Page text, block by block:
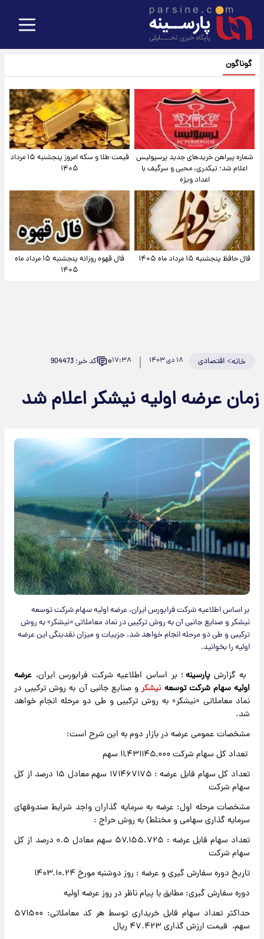
گوناگون
شماره پیراهن خریدهای جدید پرسپولیس
اعلام شد؛ تیکدری، محبی و سرگیف با
اعداد ویژه
قیمت طلا و سکه امروز پنجشنبه ۱۵ مرداد
۱۴۰۵
فال حافظ پنجشنبه ۱۵ مرداد ماه ۱۴۰۵
فال قهوه روزانه پنجشنبه ۱۵ مرداد ماه
۱۴۰۵
خانه>اقتصادی ۱۸ دی ۱۴۰۳ ۱۷:۳۸۰ کد خبر: 904473
زمان عرضه اولیه نیشکر اعلام شد
بر اساس اطلاعیه شرکت فرابورس ایران، عرضه اولیه سهام شرکت توسعه
نیشکر و صنایع جانبی آن به روش ترکیبی در نماد معاملاتی «نیشکر» به روش
ترکیبی و طی دو مرحله انجام خواهد شد. جزییات و میزان نقدینگی این عرضه
اولیه را بخوانید.
به گزارشپارسینه؛ بر اساس اطلاعیه شرکت فرابورس ایران، عرضه
اولیه سهام شرکت توسعهنیشکرو صنایع جانبی آن به روش ترکیبی در
نماد معاملاتی «نیشکر» به روش ترکیبی و طی دو مرحله انجام خواهد
شد.
مشخصات عمومی عرضه در بازار دوم به این شرح است:
تعداد کل سهام شرکت ۱۱,۴۳۱۱۴۵,۰۰۰ سهم
تعداد کل سهام قابل عرضه : ۱۷۱۴۶۷۱۷۵ سهم معادل ۱۵ درصد از کل
سهام شرکت
مشخصات مرحله اول: عرضه به سرمایه گذاران واجد شرایط صندوقهای
سرمایه گذاری سهامی و مختلط) به روش حراج :
تعداد سهام قابل عرضه : ۵۷,۱۵۵.۷۲۵ سهم معادل ۰.۵ درصد از کل
سهام شرکت
تاریخ دوره سفارش گیری و عرضه : روز دوشنبه مورخ ۱۴۰۳.۱۰.۲۴
دوره سفارش گیری: مطابق با پیام ناظر در روز عرضه اولیه
حداکثر تعداد سهام قابل خریداری توسط هر کد معاملاتی: ۵۷۱۵۰۰
سهم، قیمت ارزش گذاری ۴۷.۴۲۳ ریال